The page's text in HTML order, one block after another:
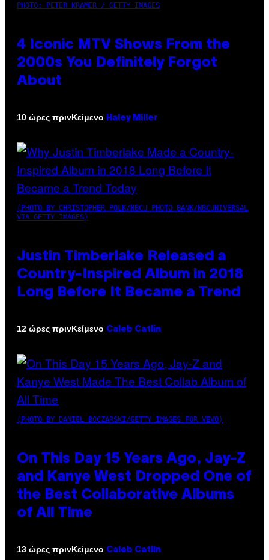
PHOTO: PETER KRAMER / GETTY IMAGES
4 Iconic MTV Shows From the
2000s You Definitely Forgot
About
10 ώρες πρινΚείμενο Haley Miller
(PHOTO BY CHRISTOPHER POLK/NBCU PHOTO BANK/NBCUNIVERSAL
VIA GETTY IMAGES)
Justin Timberlake Released a
Country-Inspired Album in 2018
Long Before It Became a Trend
12 ώρες πρινΚείμενο Caleb Catlin
(PHOTO BY DANIEL BOCZARSKI/GETTY IMAGES FOR VEVO)
On This Day 15 Years Ago, Jay-Z
and Kanye West Dropped One of
the Best Collaborative Albums
of All Time
13 ώρες πρινΚείμενο Caleb Catlin